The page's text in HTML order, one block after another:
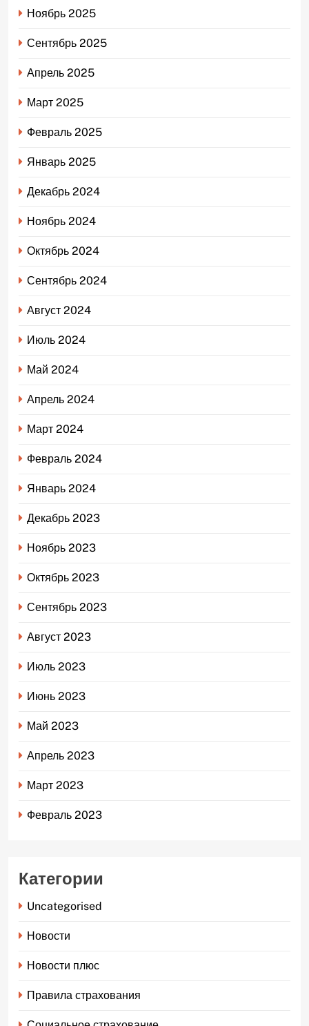
Ноябрь 2025
Сентябрь 2025
Апрель 2025
Март 2025
Февраль 2025
Январь 2025
Декабрь 2024
Ноябрь 2024
Октябрь 2024
Сентябрь 2024
Август 2024
Июль 2024
Май 2024
Апрель 2024
Март 2024
Февраль 2024
Январь 2024
Декабрь 2023
Ноябрь 2023
Октябрь 2023
Сентябрь 2023
Август 2023
Июль 2023
Июнь 2023
Май 2023
Апрель 2023
Март 2023
Февраль 2023
Категории
Uncategorised
Новости
Новости плюс
Правила страхования